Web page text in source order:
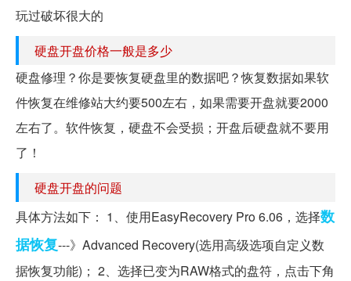
玩过破坏很大的
硬盘开盘价格一般是多少
硬盘修理？你是要恢复硬盘里的数据吧？恢复数据如果软
件恢复在维修站大约要500左右，如果需要开盘就要2000
左右了。软件恢复，硬盘不会受损；开盘后硬盘就不要用
了！
硬盘开盘的问题
具体方法如下： 1、使用EasyRecovery Pro 6.06，选择数
据恢复---》Advanced Recovery(选用高级选项自定义数
据恢复功能)； 2、选择已变为RAW格式的盘符，点击下角